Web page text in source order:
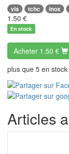
vis tchc inox
1.50 €
En stock
Acheter 1.50 €
plus que 5 en stock
Articles